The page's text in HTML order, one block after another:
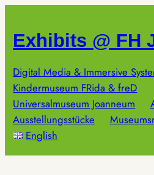
springen
Exhibits @ FH
Digital Media & Immersive
Kindermuseum FRida & freD
Universalmuseum Joanneum
Ausstellungsstücke
English